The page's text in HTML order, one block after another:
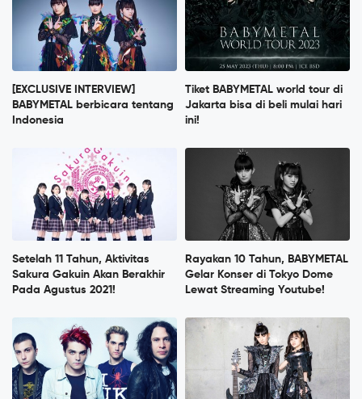
[EXCLUSIVE INTERVIEW]
BABYMETAL berbicara tentang
Indonesia
Tiket BABYMETAL world tour di
Jakarta bisa di beli mulai hari
ini!
Setelah 11 Tahun, Aktivitas
Sakura Gakuin Akan Berakhir
Pada Agustus 2021!
Rayakan 10 Tahun, BABYMETAL
Gelar Konser di Tokyo Dome
Lewat Streaming Youtube!